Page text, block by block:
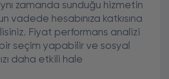
zamanda sunduğu hizmetin
vadede hesabınıza katkısına
Fiyat performans analizi
seçim yapabilir ve sosyal
daha etkili hale